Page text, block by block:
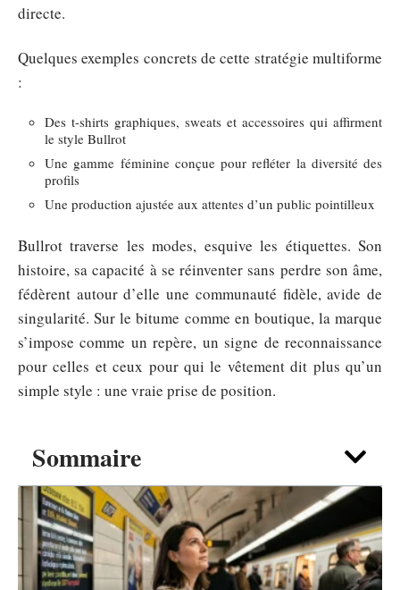
Sommaire
directe.
Quelques exemples concrets de cette stratégie multiforme
:
Des t-shirts graphiques, sweats et accessoires qui affirment
le style Bullrot
Une gamme féminine conçue pour refléter la diversité des
profils
Une production ajustée aux attentes d’un public pointilleux
Bullrot traverse les modes, esquive les étiquettes. Son
histoire, sa capacité à se réinventer sans perdre son âme,
fédèrent autour d’elle une communauté fidèle, avide de
singularité. Sur le bitume comme en boutique, la marque
s’impose comme un repère, un signe de reconnaissance
pour celles et ceux pour qui le vêtement dit plus qu’un
simple style : une vraie prise de position.